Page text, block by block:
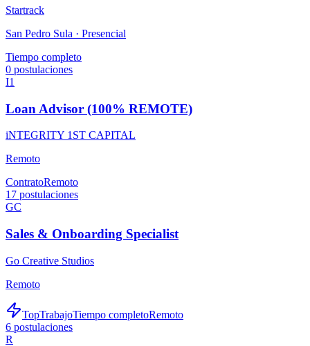
Startrack
San Pedro Sula · Presencial
Tiempo completo
0 postulaciones
I1
Loan Advisor (100% REMOTE)
iNTEGRITY 1ST CAPITAL
Remoto
ContratoRemoto
17 postulaciones
GC
Sales & Onboarding Specialist
Go Creative Studios
Remoto
TopTrabajoTiempo completoRemoto
6 postulaciones
R